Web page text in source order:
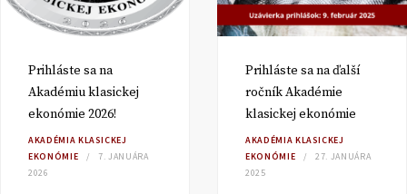
Prihláste sa na
Akadémiu klasickej
ekonómie 2026!
AKADÉMIA KLASICKEJ
EKONÓMIE
7. JANUÁRA
2026
Prihláste sa na ďalší
ročník Akadémie
klasickej ekonómie
AKADÉMIA KLASICKEJ
EKONÓMIE
27. JANUÁRA
2025